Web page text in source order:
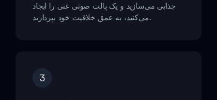
جذابی می‌سازید و یک پالت صوتی غنی را ایجاد
می‌کنید، به عمق خلاقیت خود بپردازید.
3